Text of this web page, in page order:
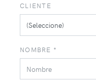
CLIENTE
NOMBRE *